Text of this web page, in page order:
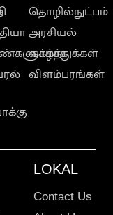
தொழில்நுட்பம்
அரசியல்
வாழ்த்துக்கள்
விளம்பரங்கள்
LOKAL
Contact Us